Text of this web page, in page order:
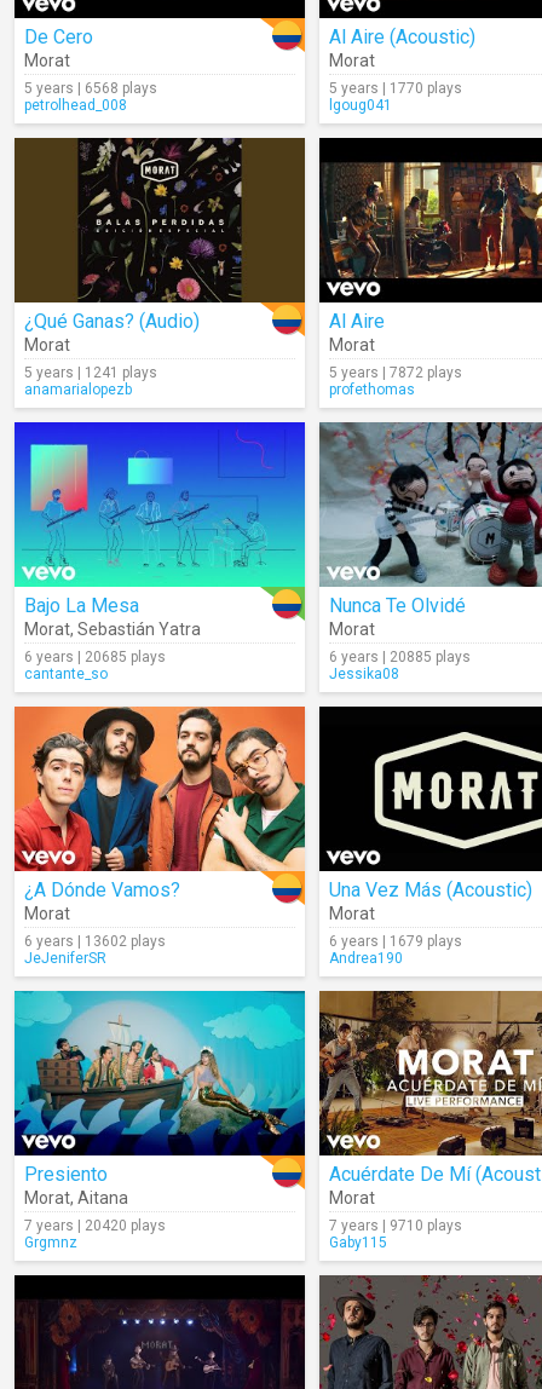
De Cero
Morat
5 years | 6568 plays
petrolhead_008
Al Aire (Acoustic)
Morat
5 years | 1770 plays
lgoug041
¿Qué Ganas? (Audio)
Morat
5 years | 1241 plays
anamarialopezb
Al Aire
Morat
5 years | 7872 plays
profethomas
Bajo La Mesa
Morat, Sebastián Yatra
6 years | 20685 plays
cantante_so
Nunca Te Olvidé
Morat
6 years | 20885 plays
Jessika08
¿A Dónde Vamos?
Morat
6 years | 13602 plays
JeJeniferSR
Una Vez Más (Acoustic)
Morat
6 years | 1679 plays
Andrea190
Presiento
Morat, Aitana
7 years | 20420 plays
Grgmnz
Acuérdate De Mí
Morat
7 years | 9710 plays
Gaby115